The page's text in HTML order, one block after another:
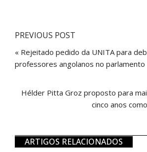
PREVIOUS POST
« Rejeitado pedido da UNITA para
professores angolanos no parlamento
Hélder Pitta Groz proposto para
cinco anos
ARTIGOS RELACIONADOS